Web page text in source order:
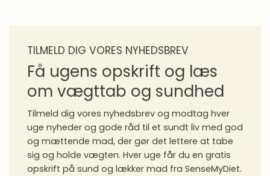
Spørgeforum
Sundhed
Vægttab
Vægttabsmedicin
Vaner
TILMELD DIG VORES NYHEDSBREV
Få ugens opskrift og læs
om vægttab og sundhed
Tilmeld dig vores nyhedsbrev og modtag hver
uge nyheder og gode råd til et sundt liv med god
og mættende mad, der gør det lettere at tabe
sig og holde vægten. Hver uge får du en gratis
opskrift på sund og lækker mad fra SenseMyDiet.